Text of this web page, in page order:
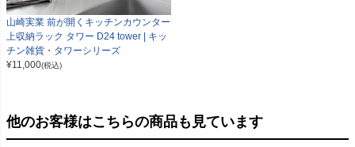
山崎実業 前が開くキッチンカウンター
上収納ラック タワー D24 tower | キッ
チン雑貨・タワーシリーズ
¥11,000(税込)
他のお客様はこちらの商品も見ています